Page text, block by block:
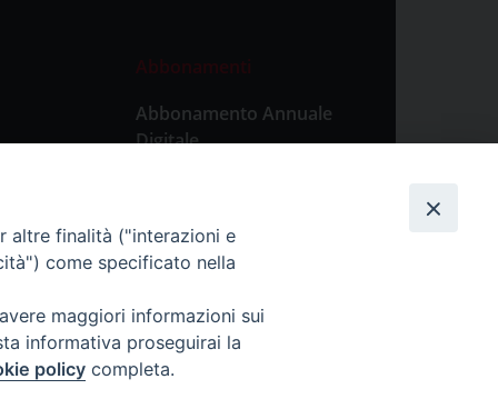
Abbonamenti
Abbonamento Annuale
Digitale
Abbonamento Singola
Copia Digitale
altre finalità ("interazioni e
come specificato nella
maggiori informazioni sui
informativa proseguirai la
policy completa.